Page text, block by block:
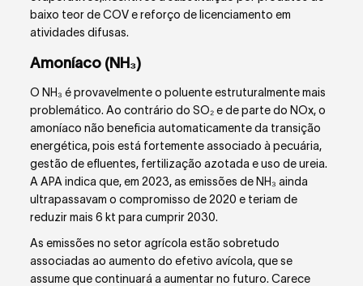
baixo teor de COV e reforço de licenciamento em
atividades difusas.
Amoníaco (NH₃)
O NH₃ é provavelmente o poluente estruturalmente mais
problemático. Ao contrário do SO₂ e de parte do NOx, o
amoníaco não beneficia automaticamente da transição
energética, pois está fortemente associado à pecuária,
gestão de efluentes, fertilização azotada e uso de ureia.
A APA indica que, em 2023, as emissões de NH₃ ainda
ultrapassavam o compromisso de 2020 e teriam de
reduzir mais 6 kt para cumprir 2030.
As emissões no setor agrícola estão sobretudo
associadas ao aumento do efetivo avícola, que se
assume que continuará a aumentar no futuro. Carece